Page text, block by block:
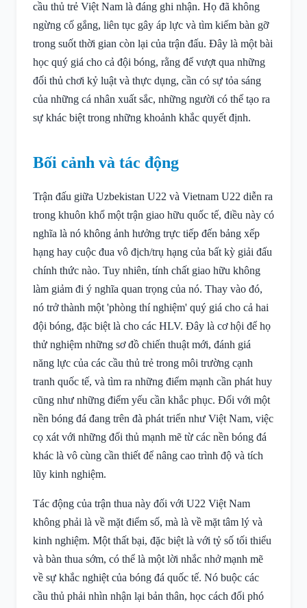
cầu thủ trẻ Việt Nam là đáng ghi nhận. Họ đã không
ngừng cố gắng, liên tục gây áp lực và tìm kiếm bàn gỡ
trong suốt thời gian còn lại của trận đấu. Đây là một bài
học quý giá cho cả đội bóng, rằng để vượt qua những
đối thủ chơi kỷ luật và thực dụng, cần có sự tỏa sáng
của những cá nhân xuất sắc, những người có thể tạo ra
sự khác biệt trong những khoảnh khắc quyết định.
Bối cảnh và tác động
Trận đấu giữa Uzbekistan U22 và Vietnam U22 diễn ra
trong khuôn khổ một trận giao hữu quốc tế, điều này có
nghĩa là nó không ảnh hưởng trực tiếp đến bảng xếp
hạng hay cuộc đua vô địch/trụ hạng của bất kỳ giải đấu
chính thức nào. Tuy nhiên, tính chất giao hữu không
làm giảm đi ý nghĩa quan trọng của nó. Thay vào đó,
nó trở thành một 'phòng thí nghiệm' quý giá cho cả hai
đội bóng, đặc biệt là cho các HLV. Đây là cơ hội để họ
thử nghiệm những sơ đồ chiến thuật mới, đánh giá
năng lực của các cầu thủ trẻ trong môi trường cạnh
tranh quốc tế, và tìm ra những điểm mạnh cần phát huy
cũng như những điểm yếu cần khắc phục. Đối với một
nền bóng đá đang trên đà phát triển như Việt Nam, việc
cọ xát với những đối thủ mạnh mẽ từ các nền bóng đá
khác là vô cùng cần thiết để nâng cao trình độ và tích
lũy kinh nghiệm.
Tác động của trận thua này đối với U22 Việt Nam
không phải là về mặt điểm số, mà là về mặt tâm lý và
kinh nghiệm. Một thất bại, đặc biệt là với tỷ số tối thiểu
và bàn thua sớm, có thể là một lời nhắc nhở mạnh mẽ
về sự khắc nghiệt của bóng đá quốc tế. Nó buộc các
cầu thủ phải nhìn nhận lại bản thân, học cách đối phó